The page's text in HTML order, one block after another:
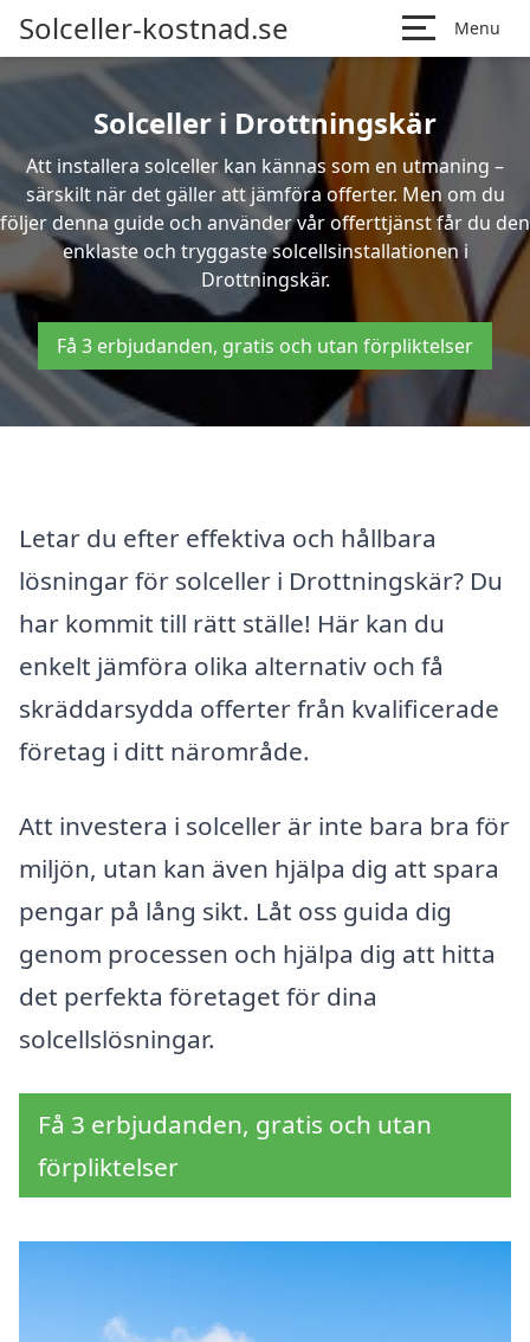
Solceller-kostnad.se Menu
Solceller i Drottningskär
Att installera solceller kan kännas som en utmaning –
särskilt när det gäller att jämföra offerter. Men om du
följer denna guide och använder vår offerttjänst får du den
enklaste och tryggaste solcellsinstallationen i
Drottningskär.
Få 3 erbjudanden, gratis och utan förpliktelser
Letar du efter effektiva och hållbara
lösningar för solceller i Drottningskär? Du
har kommit till rätt ställe! Här kan du
enkelt jämföra olika alternativ och få
skräddarsydda offerter från kvalificerade
företag i ditt närområde.
Att investera i solceller är inte bara bra för
miljön, utan kan även hjälpa dig att spara
pengar på lång sikt. Låt oss guida dig
genom processen och hjälpa dig att hitta
det perfekta företaget för dina
solcellslösningar.
Få 3 erbjudanden, gratis och utan
förpliktelser